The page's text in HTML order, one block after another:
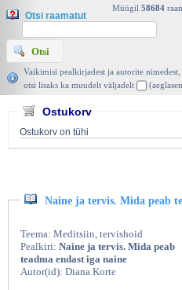
Müügil 58684
Otsi raamatut
Vaikimisi pealkirjadest ja autorite nimedest,
otsi lisaks ka muudelt väljadelt
Ostukorv
Ostukorv on tühi
Naine ja tervis. Mida peab
Teema: Meditsiin, tervishoid
Pealkiri: Naine ja tervis. Mida peab
teadma endast iga naine
Autor(id): Diana Korte